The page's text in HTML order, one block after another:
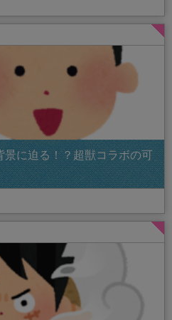
に迫る！？超獣コラボの可